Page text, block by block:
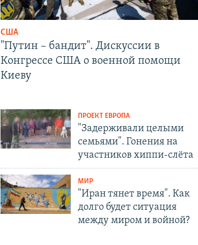
США
"Путин – бандит". Дискуссии в
Конгрессе США о военной помощи
Киеву
ПРОЕКТ ЕВРОПА
"Задерживали целыми
семьями". Гонения на
участников хиппи-слёта
МИР
"Иран тянет время". Как
долго будет ситуация
между миром и войной?